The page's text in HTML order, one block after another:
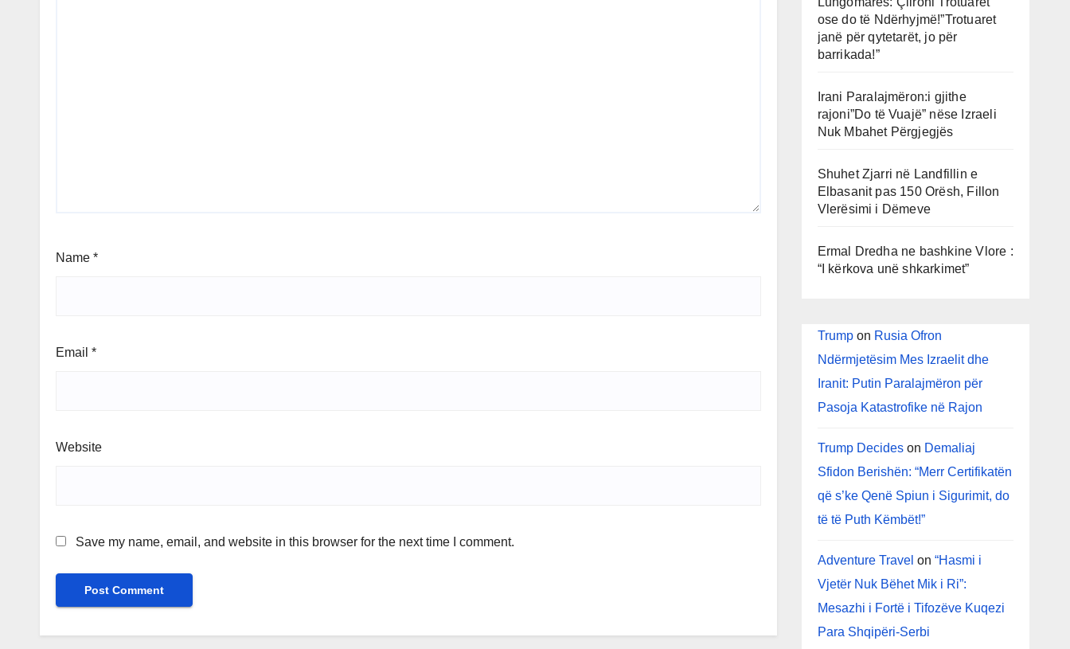
Name *
Email *
Website
Save my name, email, and website in this browser for the next time I comment.
ose do të Ndërhyjmë!”Trotuaret
janë për qytetarët, jo për
barrikada!”
Irani Paralajmëron:i gjithe
rajoni”Do të Vuajë” nëse Izraeli
Nuk Mbahet Përgjegjës
Shuhet Zjarri në Landfillin e
Elbasanit pas 150 Orësh, Fillon
Vlerësimi i Dëmeve
Ermal Dredha ne bashkine Vlore :
“I kërkova unë shkarkimet”
Trumpon Rusia Ofron
Ndërmjetësim Mes Izraelit dhe
Iranit: Putin Paralajmëron për
Pasoja Katastrofike në Rajon
Trump Decideson Demaliaj
Sfidon Berishën: “Merr Certifikatën
që s’ke Qenë Spiun i Sigurimit, do
të të Puth Këmbët!”
Adventure Travel on “Hasmi i
Vjetër Nuk Bëhet Mik i Ri”:
Mesazhi i Fortë i Tifozëve Kuqezi
Para Shqipëri-Serbi